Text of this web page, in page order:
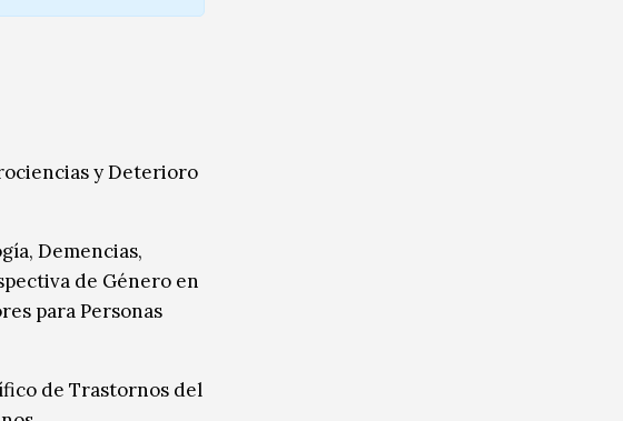
y Deterioro
Demencias,
de Género en
para Personas
de Trastornos del